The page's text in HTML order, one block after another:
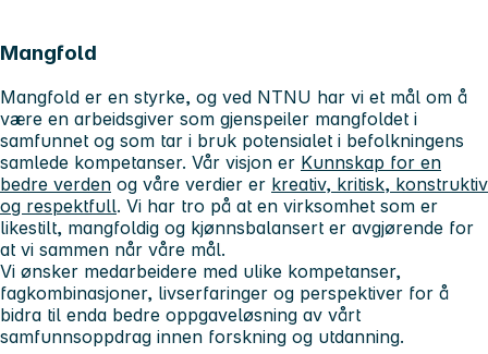
Mangfold
Mangfold er en styrke, og ved NTNU har vi et mål om å
være en arbeidsgiver som gjenspeiler mangfoldet i
samfunnet og som tar i bruk potensialet i befolkningens
samlede kompetanser. Vår visjon er Kunnskap for en
bedre verden og våre verdier er kreativ, kritisk, konstruktiv
og respektfull. Vi har tro på at en virksomhet som er
likestilt, mangfoldig og kjønnsbalansert er avgjørende for
at vi sammen når våre mål.
Vi ønsker medarbeidere med ulike kompetanser,
fagkombinasjoner, livserfaringer og perspektiver for å
bidra til enda bedre oppgaveløsning av vårt
samfunnsoppdrag innen forskning og utdanning.